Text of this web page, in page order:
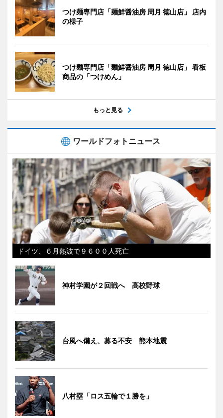
つけ麺専門店「麺鮮醤油房 周月 徳山店」 店内
の様子
つけ麺専門店「麺鮮醤油房 周月 徳山店」 看板
商品の「つけめん」
もっと見る
ワールドフォトニュース
ドイツ、６月熱波で９６００人死亡
神村学園が２回戦へ 高校野球
台風へ備え、募る不安 熊本地震
八村塁「ロス五輪で１勝を」